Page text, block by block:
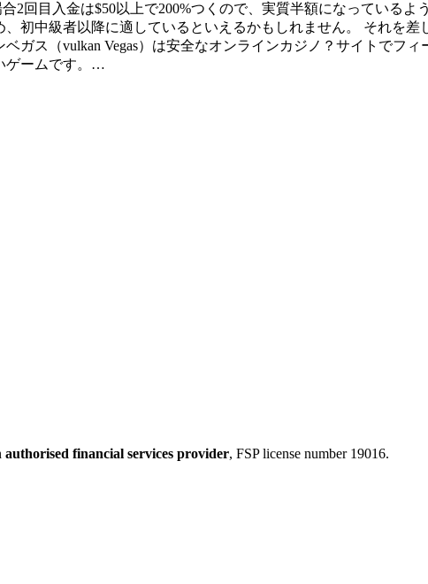
2回目入金は$50以上で200%つくので、実質半額になっている
初中級者以降に適しているといえるかもしれません。 それを
ガス（vulkan Vegas）は安全なオンラインカジノ？サイトでフ
ゲームです。…
authorised financial services provider, FSP license number 19016.